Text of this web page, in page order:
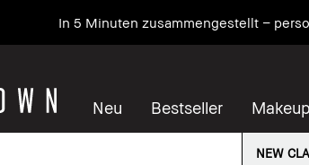
In 5 Minuten zusammengestellt –
Neu Bestseller Makeup
NEW